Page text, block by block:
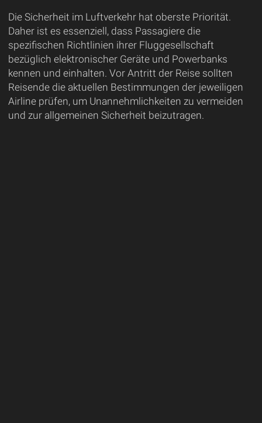
Die Sicherheit im Luftverkehr hat oberste Priorität.
Daher ist es essenziell, dass Passagiere die
spezifischen Richtlinien ihrer Fluggesellschaft
bezüglich elektronischer Geräte und Powerbanks
kennen und einhalten. Vor Antritt der Reise sollten
Reisende die aktuellen Bestimmungen der jeweiligen
Airline prüfen, um Unannehmlichkeiten zu vermeiden
und zur allgemeinen Sicherheit beizutragen.